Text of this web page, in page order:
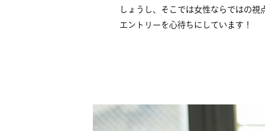
しょうし、そこでは女性ならではの
エントリーを心待ちにしています！